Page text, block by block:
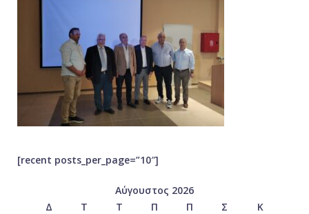
[recent posts_per_page=”10″]
Αύγουστος 2026
Δ
Τ Τ Π Π Σ
Κ